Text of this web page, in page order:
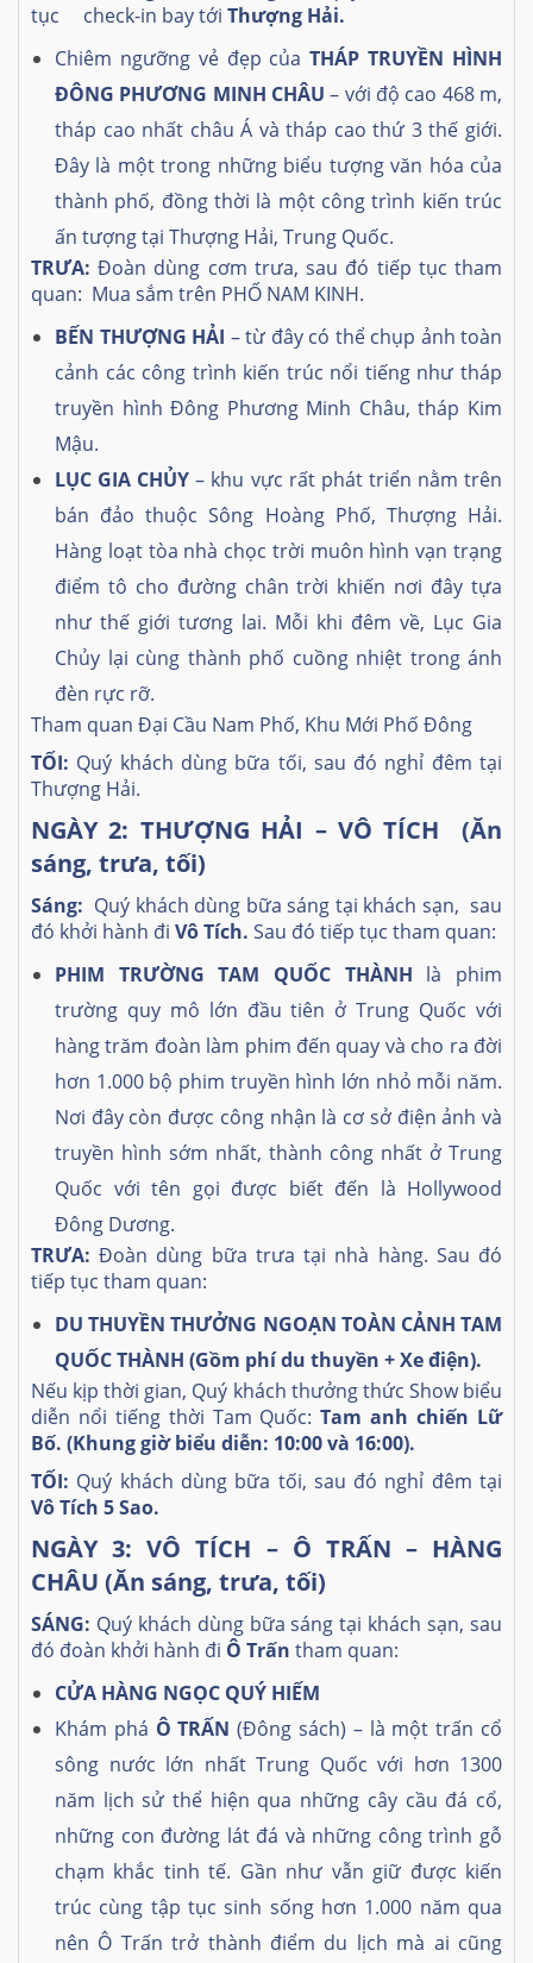
tục check-in bay tới Thượng Hải.
Chiêm ngưỡng vẻ đẹp củaTHÁP TRUYỀN HÌNH
ĐÔNG PHƯƠNG MINH CHÂU – với độ cao 468 m,
tháp cao nhất châu Á và tháp cao thứ 3 thế giới.
Đây là một trong những biểu tượng văn hóa của
thành phố, đồng thời là một công trình kiến trúc
ấn tượng tại Thượng Hải, Trung Quốc.
TRƯA: Đoàn dùng cơm trưa, sau đó tiếp tục tham
quan: Mua sắm trên PHỐ NAM KINH.
BẾN THƯỢNG HẢI – từ đây có thể chụp ảnh toàn
cảnh các công trình kiến trúc nổi tiếng như tháp
truyền hình Đông Phương Minh Châu, tháp Kim
Mậu.
LỤC GIA CHỦY – khu vực rất phát triển nằm trên
bán đảo thuộc Sông Hoàng Phố, Thượng Hải.
Hàng loạt tòa nhà chọc trời muôn hình vạn trạng
điểm tô cho đường chân trời khiến nơi đây tựa
như thế giới tương lai. Mỗi khi đêm về, Lục Gia
Chủy lại cùng thành phố cuồng nhiệt trong ánh
đèn rực rỡ.
Tham quan Đại Cầu Nam Phố, Khu Mới Phố Đông
TỐI: Quý khách dùng bữa tối, sau đó nghỉ đêm tại
Thượng Hải.
NGÀY 2: THƯỢNG HẢI – VÔ TÍCH (Ăn
sáng, trưa, tối)
Sáng: Quý khách dùng bữa sáng tại khách sạn, sau
đó khởi hành đi Vô Tích. Sau đó tiếp tục tham quan:
PHIM TRƯỜNG TAM QUỐC THÀNH là phim
trường quy mô lớn đầu tiên ở Trung Quốc với
hàng trăm đoàn làm phim đến quay và cho ra đời
hơn 1.000 bộ phim truyền hình lớn nhỏ mỗi năm.
Nơi đây còn được công nhận là cơ sở điện ảnh và
truyền hình sớm nhất, thành công nhất ở Trung
Quốc với tên gọi được biết đến là Hollywood
Đông Dương.
TRƯA: Đoàn dùng bữa trưa tại nhà hàng. Sau đó
tiếp tục tham quan:
DU THUYỀN THƯỞNG NGOẠN TOÀN CẢNH TAM
QUỐC THÀNH (Gồm phí du thuyền + Xe điện).
Nếu kịp thời gian, Quý khách thưởng thức Show biểu
diễn nổi tiếng thời Tam Quốc:Tam anh chiến Lữ
Bố. (Khung giờ biểu diễn: 10:00 và 16:00).
TỐI: Quý khách dùng bữa tối, sau đó nghỉ đêm tại
Vô Tích 5 Sao.
NGÀY 3: VÔ TÍCH – Ô TRẤN – HÀNG
CHÂU (Ăn sáng, trưa, tối)
SÁNG: Quý khách dùng bữa sáng tại khách sạn, sau
đó đoàn khởi hành đi Ô Trấn tham quan:
CỬA HÀNG NGỌC QUÝ HIẾM
Khám phá Ô TRẤN (Đông sách) – là một trấn cổ
sông nước lớn nhất Trung Quốc với hơn 1300
năm lịch sử thể hiện qua những cây cầu đá cổ,
những con đường lát đá và những công trình gỗ
chạm khắc tinh tế. Gần như vẫn giữ được kiến
trúc cùng tập tục sinh sống hơn 1.000 năm qua
nên Ô Trấn trở thành điểm du lịch mà ai cũng